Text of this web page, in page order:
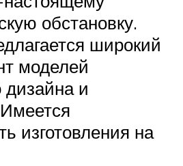
обстановку.
широкий
моделей
дизайна и
изготовления на